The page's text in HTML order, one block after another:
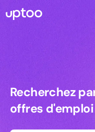
Recherchez
Recherchez
offres